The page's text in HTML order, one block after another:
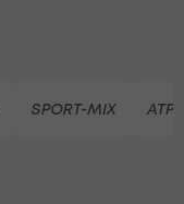
SPORT-MIX ATP